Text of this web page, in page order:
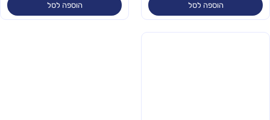
הוספה לסל הוספה לסל